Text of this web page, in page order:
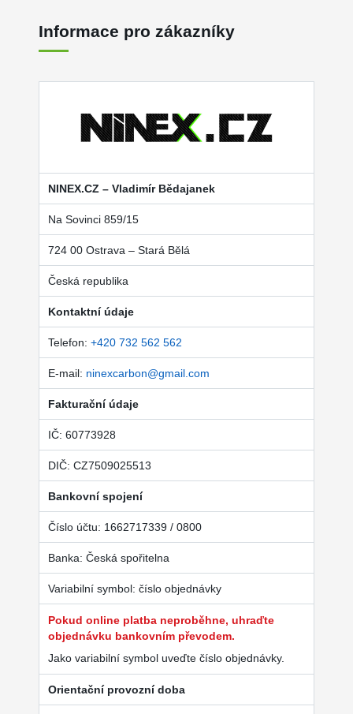
Informace pro zákazníky
NINEX.CZ – Vladimír Bědajanek
Na Sovinci 859/15
724 00 Ostrava – Stará Bělá
Česká republika
Kontaktní údaje
Telefon: +420 732 562 562
E-mail: ninexcarbon@gmail.com
Fakturační údaje
IČ: 60773928
DIČ: CZ7509025513
Bankovní spojení
Číslo účtu: 1662717339 / 0800
Banka: Česká spořitelna
Variabilní symbol: číslo objednávky
Pokud online platba neproběhne, uhraďte
objednávku bankovním převodem.
Jako variabilní symbol uveďte číslo objednávky.
Orientační provozní doba